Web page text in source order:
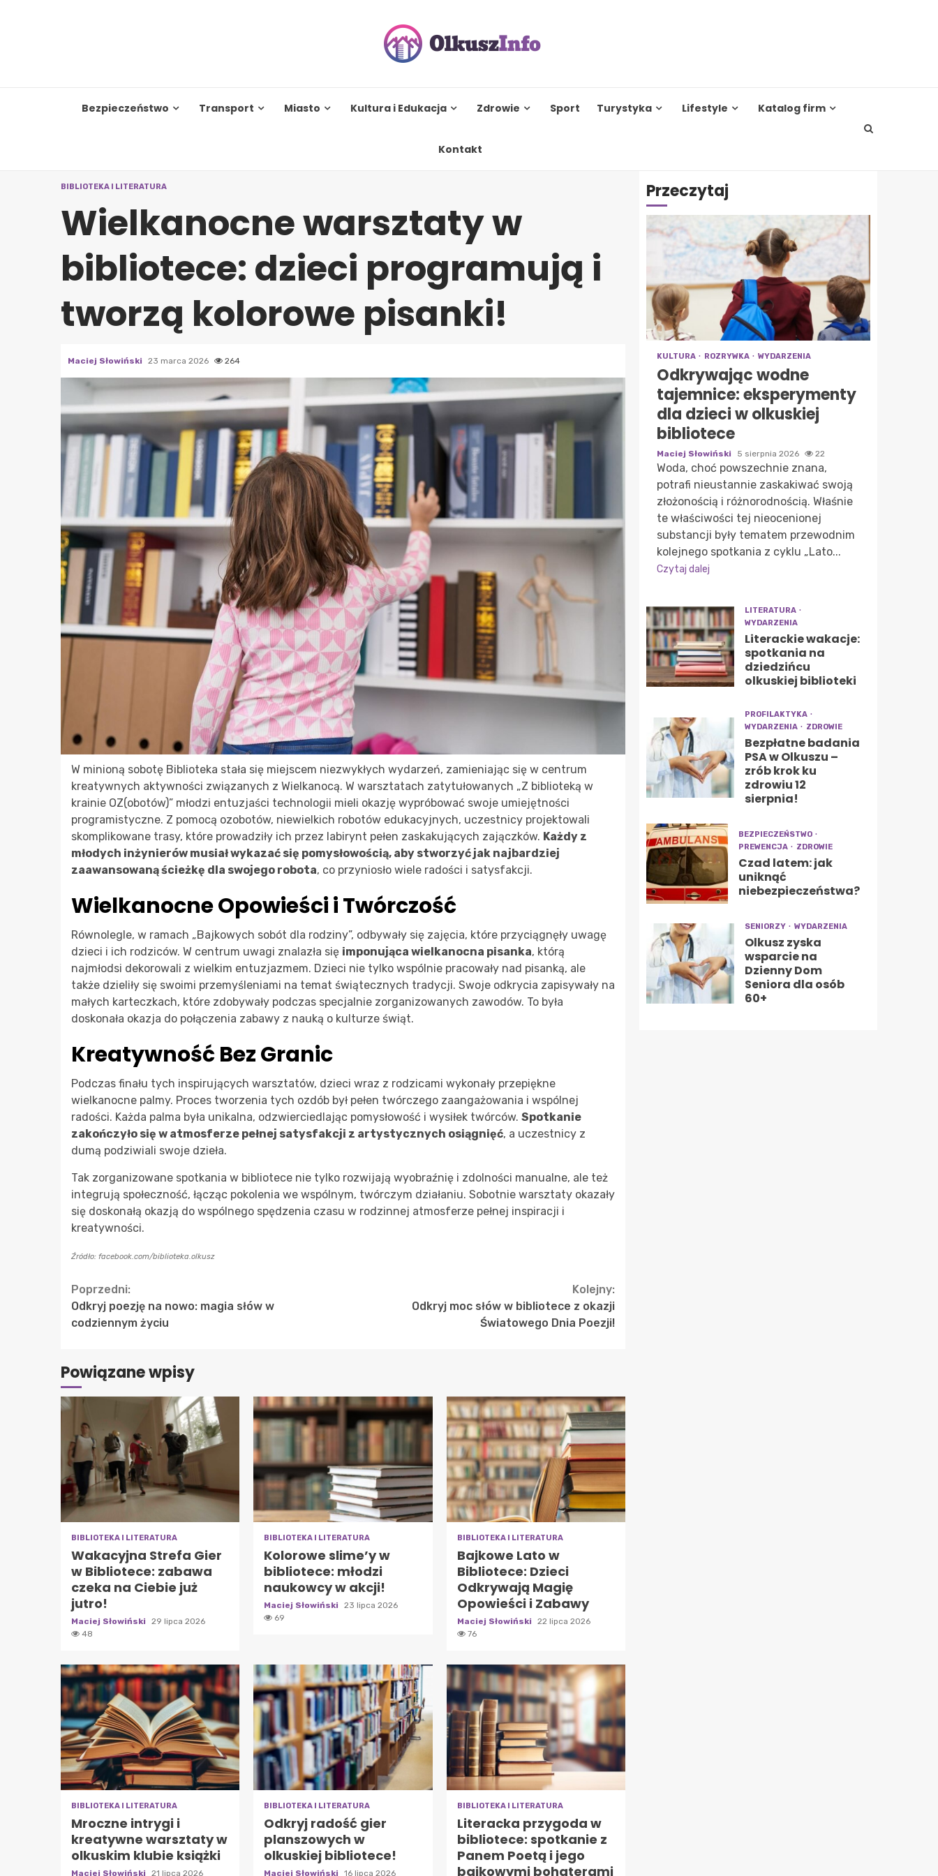
Bezpieczeństwo Transport Miasto Kultura i Edukacja Zdrowie Sport Turystyka Lifestyle Katalog firm
Kontakt
BIBLIOTEKA I LITERATURA
Wielkanocne warsztaty w
bibliotece: dzieci programują i
tworzą kolorowe pisanki!
Maciej Słowiński 23 marca 2026 264
W minioną sobotę Biblioteka stała się miejscem niezwykłych wydarzeń, zamieniając się w centrum
kreatywnych aktywności związanych z Wielkanocą. W warsztatach zatytułowanych „Z biblioteką w
krainie OZ(obotów)” młodzi entuzjaści technologii mieli okazję wypróbować swoje umiejętności
programistyczne. Z pomocą ozobotów, niewielkich robotów edukacyjnych, uczestnicy projektowali
skomplikowane trasy, które prowadziły ich przez labirynt pełen zaskakujących zajączków. Każdy z
młodych inżynierów musiał wykazać się pomysłowością, aby stworzyć jak najbardziej
zaawansowaną ścieżkę dla swojego robota, co przyniosło wiele radości i satysfakcji.
Wielkanocne Opowieści i Twórczość
Równolegle, w ramach „Bajkowych sobót dla rodziny”, odbywały się zajęcia, które przyciągnęły uwagę
dzieci i ich rodziców. W centrum uwagi znalazła się imponująca wielkanocna pisanka, którą
najmłodsi dekorowali z wielkim entuzjazmem. Dzieci nie tylko wspólnie pracowały nad pisanką, ale
także dzieliły się swoimi przemyśleniami na temat świątecznych tradycji. Swoje odkrycia zapisywały na
małych karteczkach, które zdobywały podczas specjalnie zorganizowanych zawodów. To była
doskonała okazja do połączenia zabawy z nauką o kulturze świąt.
Kreatywność Bez Granic
Podczas finału tych inspirujących warsztatów, dzieci wraz z rodzicami wykonały przepiękne
wielkanocne palmy. Proces tworzenia tych ozdób był pełen twórczego zaangażowania i wspólnej
radości. Każda palma była unikalna, odzwierciedlając pomysłowość i wysiłek twórców. Spotkanie
zakończyło się w atmosferze pełnej satysfakcji z artystycznych osiągnięć, a uczestnicy z
dumą podziwiali swoje dzieła.
Tak zorganizowane spotkania w bibliotece nie tylko rozwijają wyobraźnię i zdolności manualne, ale też
integrują społeczność, łącząc pokolenia we wspólnym, twórczym działaniu. Sobotnie warsztaty okazały
się doskonałą okazją do wspólnego spędzenia czasu w rodzinnej atmosferze pełnej inspiracji i
kreatywności.
Źródło: facebook.com/biblioteka.olkusz
Continue
Reading
Poprzedni:
Odkryj poezję na nowo: magia słów w
codziennym życiu
Kolejny:
Odkryj moc słów w bibliotece z okazji
Światowego Dnia Poezji!
Powiązane wpisy
BIBLIOTEKA I LITERATURA
Wakacyjna Strefa Gier
w Bibliotece: zabawa
czeka na Ciebie już
jutro!
Maciej Słowiński
29 lipca 2026
48
BIBLIOTEKA I LITERATURA
Kolorowe slime’y w
bibliotece: młodzi
naukowcy w akcji!
Maciej Słowiński
23 lipca 2026
69
BIBLIOTEKA I LITERATURA
Bajkowe Lato w
Bibliotece: Dzieci
Odkrywają Magię
Opowieści i Zabawy
Maciej Słowiński
22 lipca 2026
76
BIBLIOTEKA I LITERATURA
Mroczne intrygi i
kreatywne warsztaty w
olkuskim klubie książki
Maciej Słowiński 21 lipca 2026
BIBLIOTEKA I LITERATURA
Odkryj radość gier
planszowych w
olkuskiej bibliotece!
Maciej Słowiński 16 lipca 2026
BIBLIOTEKA I LITERATURA
Literacka przygoda w
bibliotece: spotkanie z
Panem Poetą i jego
bajkowymi bohaterami
Przeczytaj
KULTURA ROZRYWKA WYDARZENIA
Odkrywając wodne
tajemnice: eksperymenty
dla dzieci w olkuskiej
bibliotece
Maciej Słowiński 5 sierpnia 2026 22
Woda, choć powszechnie znana,
potrafi nieustannie zaskakiwać swoją
złożonością i różnorodnością. Właśnie
te właściwości tej nieocenionej
substancji były tematem przewodnim
kolejnego spotkania z cyklu „Lato...
Czytaj dalej
LITERATURA
WYDARZENIA
Literackie wakacje:
spotkania na
dziedzińcu
olkuskiej biblioteki
PROFILAKTYKA
WYDARZENIA
ZDROWIE
Bezpłatne badania
PSA w Olkuszu –
zrób krok ku
zdrowiu 12
sierpnia!
BEZPIECZEŃSTWO
PREWENCJA
ZDROWIE
Czad latem: jak
uniknąć
niebezpieczeństwa?
SENIORZY WYDARZENIA
Olkusz zyska
wsparcie na
Dzienny Dom
Seniora dla osób
60+